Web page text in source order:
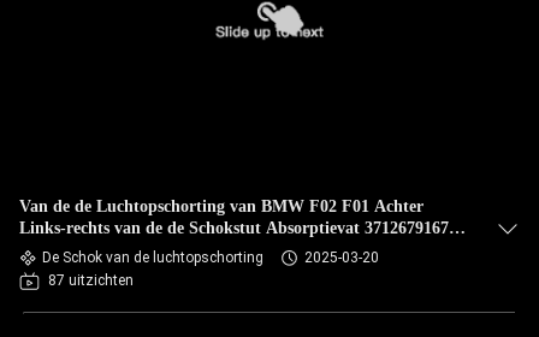
Van de de Luchtopschorting van BMW F02 F01 Achter
Links-rechts van de de Schokstut Absorptievat 37126791675
37126791676
De Schok van de luchtopschorting
2025-03-20
87 uitzichten